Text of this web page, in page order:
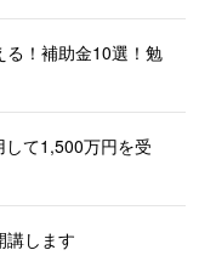
る！補助金10選！勉
て1,500万円を受
講します